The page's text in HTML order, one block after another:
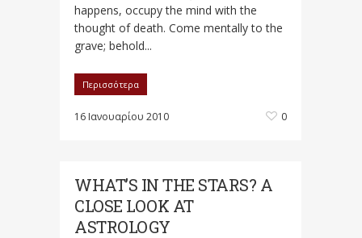
happens, occupy the mind with the
thought of death. Come mentally to the
grave; behold...
Περισσότερα
16 Ιανουαρίου 2010 0
WHAT’S IN THE STARS? A
CLOSE LOOK AT
ASTROLOGY